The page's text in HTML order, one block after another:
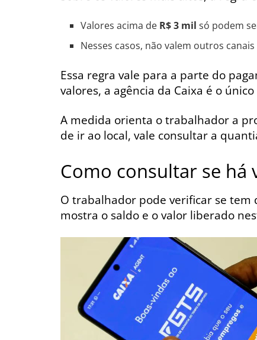
Valores acima de R$ 3 mil só podem
Nesses casos, não valem outros
Essa regra vale para a parte do
valores, a agência da Caixa é o
A medida orienta o trabalhador a
de ir ao local, vale consultar a
Como consultar se há
O trabalhador pode verificar se tem
mostra o saldo e o valor liberado